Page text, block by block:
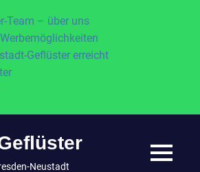
Team – über uns
Geflüster erreicht
Neustadt MENÜ